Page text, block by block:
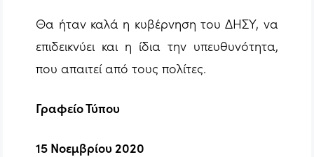
Θα ήταν καλά η κυβέρνηση του ΔΗΣΥ, να
επιδεικνύει και η ίδια την υπευθυνότητα,
που απαιτεί από τους πολίτες.
Γραφείο Τύπου
15 Νοεμβρίου 2020